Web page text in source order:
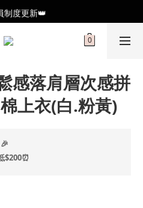
制度更新👑
制度更新👑
新優惠資訊不錯過
感落肩層次感拼
上衣(白.粉黃)
$200⏰